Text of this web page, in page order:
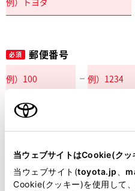
当ウェブサイトはCookie(クッ
当ウェブサイト(toyota.jp
Cookie(クッキー)を使用して
必須 郵便番号
必須 都道府県